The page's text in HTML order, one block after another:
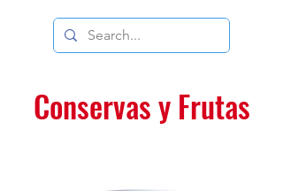
DISTRIBUIDORA DUCE
Conservas y Frutas